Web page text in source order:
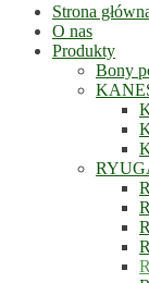
Strona
O nas
Produkty
Bony